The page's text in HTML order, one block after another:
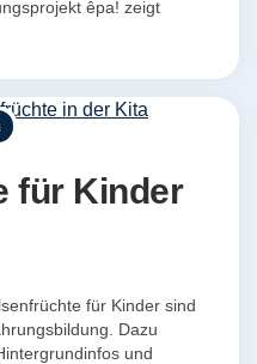
êpa! zeigt
für Kinder
für Kinder sind
Dazu
und